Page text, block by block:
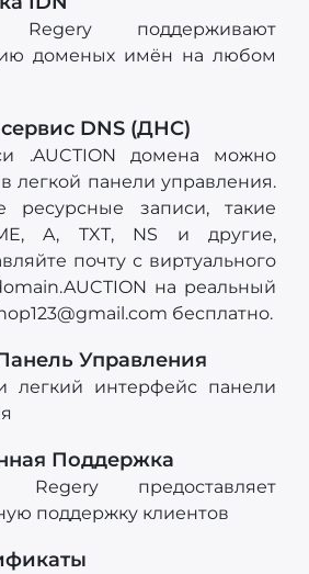
Regery поддерживают
доменых имён на любом
DNS (ДНС)
.AUCTION домена можно
легкой панели управления.
ресурсные записи, такие
A, TXT, NS и другие,
почту с виртуального
на реальный
бесплатно.
Управления
легкий интерфейс панели
Поддержка
Regery предоставляет
поддержку клиентов